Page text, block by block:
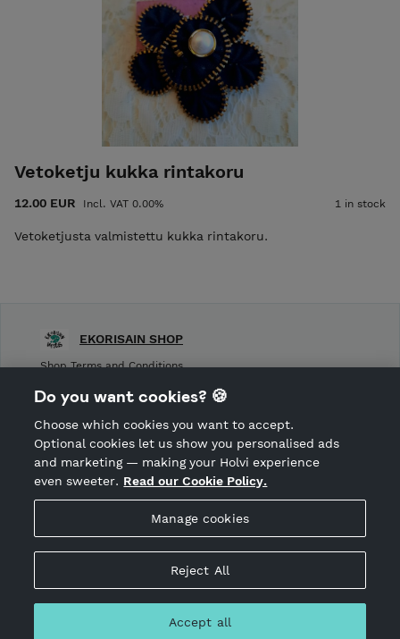
Vetoketju kukka rintakoru
12.00 EUR Incl. VAT 0.00% 1 in stock
Vetoketjusta valmistettu kukka rintakoru.
Hosted by Holvi
Holvi Payment Services Ltd is regulated by the Financial
© 2026 Holvi Payment Services Ltd.
EKORISAIN SHOP
Shop Terms and Conditions
Cancellation policy
CANCEL ORDER
Do you want cookies? 🍪
Choose which cookies you want to accept.
Optional cookies let us show you personalised ads
and marketing — making your Holvi experience
even sweeter. Read our Cookie Policy.
Manage cookies
Reject All
Accept all